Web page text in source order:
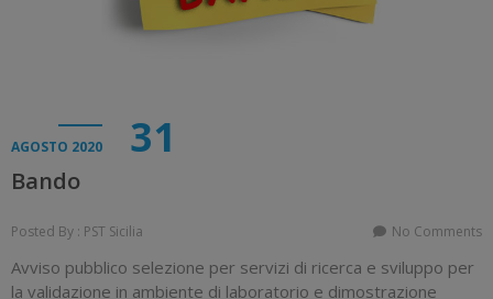
AGOSTO 2020 31
Bando
Posted By : PST Sicilia No Comments
Avviso pubblico selezione per servizi di ricerca e sviluppo per
la validazione in ambiente di laboratorio e dimostrazione